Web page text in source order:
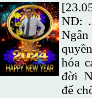
NĐ:
hóa
đời
để